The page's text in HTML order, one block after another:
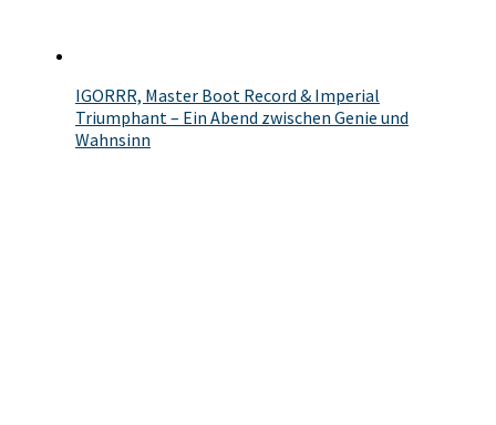
IGORRR, Master Boot Record & Imperial
Triumphant – Ein Abend zwischen Genie und
Wahnsinn